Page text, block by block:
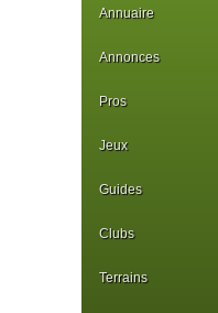
Annuaire
Annonces
Pros
Jeux
Guides
Clubs
Terrains